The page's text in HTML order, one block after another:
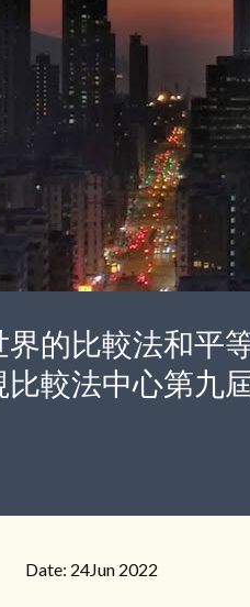
界的比較法和平
比較法中心第九
Date: 24Jun 2022